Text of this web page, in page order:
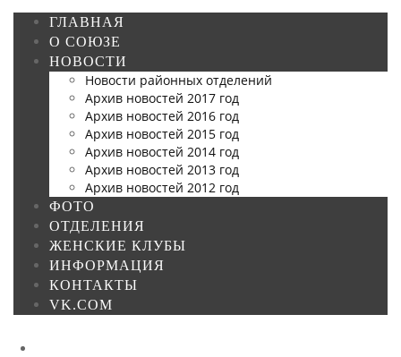
ГЛАВНАЯ
О СОЮЗЕ
НОВОСТИ
Новости районных отделений
Архив новостей 2017 год
Архив новостей 2016 год
Архив новостей 2015 год
Архив новостей 2014 год
Архив новостей 2013 год
Архив новостей 2012 год
ФОТО
ОТДЕЛЕНИЯ
ЖЕНСКИЕ КЛУБЫ
ИНФОРМАЦИЯ
КОНТАКТЫ
VK.COM